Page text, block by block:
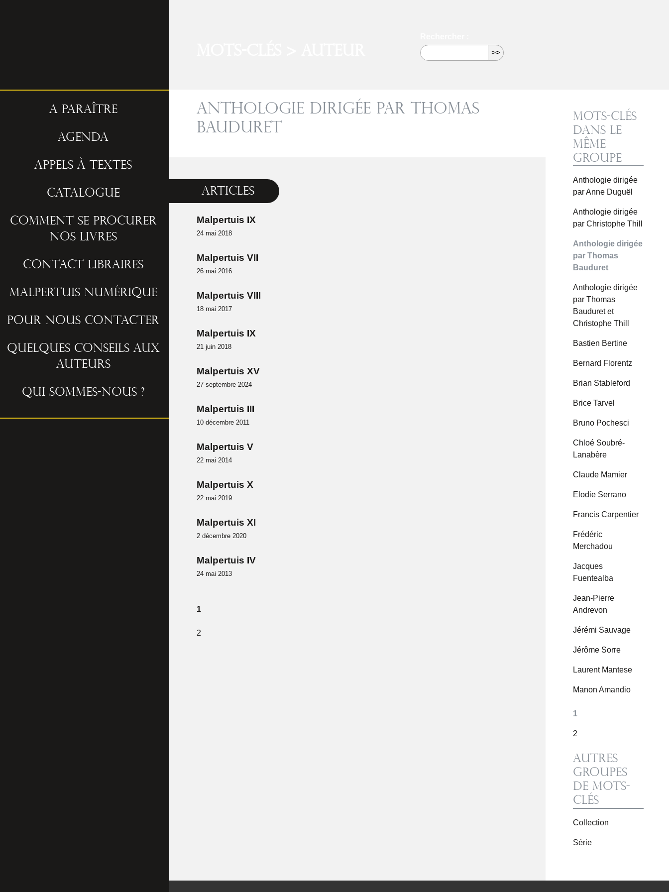
A paraître
Agenda
Appels à textes
Catalogue
Comment se procurer
nos livres
Contact libraires
Malpertuis numérique
Pour nous contacter
Quelques conseils aux
auteurs
Qui sommes-nous ?
Anthologie dirigée par Thomas
Bauduret
Articles
Malpertuis IX
24 mai 2018
Malpertuis VII
26 mai 2016
Malpertuis VIII
18 mai 2017
Malpertuis IX
21 juin 2018
Malpertuis XV
27 septembre 2024
Malpertuis III
10 décembre 2011
Malpertuis V
22 mai 2014
Malpertuis X
22 mai 2019
Malpertuis XI
2 décembre 2020
Malpertuis IV
24 mai 2013
1
2
Mots-clés
dans le
même
groupe
Anthologie dirigée
par Anne Duguël
Anthologie dirigée
par Christophe Thill
Anthologie dirigée
par Thomas
Bauduret
Anthologie dirigée
par Thomas
Bauduret et
Christophe Thill
Bastien Bertine
Bernard Florentz
Brian Stableford
Brice Tarvel
Bruno Pochesci
Chloé Soubré-
Lanabère
Claude Mamier
Elodie Serrano
Francis Carpentier
Frédéric
Merchadou
Jacques
Fuentealba
Jean-Pierre
Andrevon
Jérémi Sauvage
Jérôme Sorre
Laurent Mantese
Manon Amandio
1
2
Autres
groupes
de mots-
clés
Collection
Série